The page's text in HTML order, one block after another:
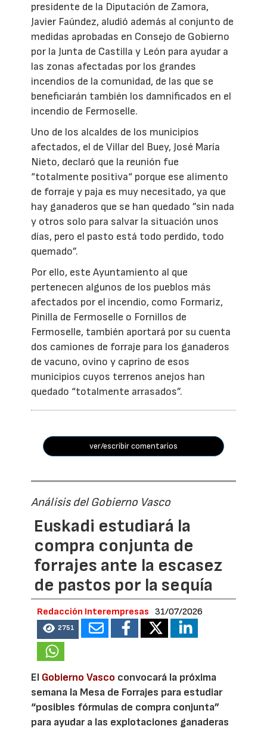
presidente de la Diputación de Zamora,
Javier Faúndez, aludió además al conjunto de
medidas aprobadas en Consejo de Gobierno
por la Junta de Castilla y León para ayudar a
las zonas afectadas por los grandes
incendios de la comunidad, de las que se
beneficiarán también los damnificados en el
incendio de Fermoselle.
Uno de los alcaldes de los municipios
afectados, el de Villar del Buey, José María
Nieto, declaró que la reunión fue
“totalmente positiva“ porque ese alimento
de forraje y paja es muy necesitado, ya que
hay ganaderos que se han quedado ”sin nada
y otros solo para salvar la situación unos
días, pero el pasto está todo perdido, todo
quemado”.
Por ello, este Ayuntamiento al que
pertenecen algunos de los pueblos más
afectados por el incendio, como Formariz,
Pinilla de Fermoselle o Fornillos de
Fermoselle, también aportará por su cuenta
dos camiones de forraje para los ganaderos
de vacuno, ovino y caprino de esos
municipios cuyos terrenos anejos han
quedado “totalmente arrasados”.
ver/escribir comentarios
Análisis del Gobierno Vasco
Euskadi estudiará la
compra conjunta de
forrajes ante la escasez
de pastos por la sequía
Redacción Interempresas 31/07/2026
2751
El Gobierno Vasco convocará la próxima
semana la Mesa de Forrajes para estudiar
“posibles fórmulas de compra conjunta”
para ayudar a las explotaciones ganaderas